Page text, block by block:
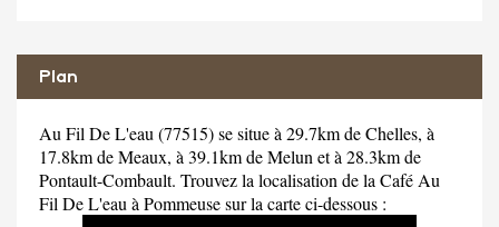
Plan
Au Fil De L'eau (77515) se situe à 29.7km de Chelles, à
17.8km de Meaux, à 39.1km de Melun et à 28.3km de
Pontault-Combault. Trouvez la localisation de la Café Au
Fil De L'eau à Pommeuse sur la carte ci-dessous :